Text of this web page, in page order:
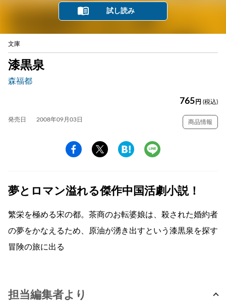
試し読み
文庫
漆黒泉
森福都
765 円 (税込)
発売日 2008年09月03日 商品情報
夢とロマン溢れる傑作中国活劇小説！
繁栄を極める宋の都。茶商のお転婆娘は、殺された婚約者
の夢をかなえるため、原油が湧き出すという漆黒泉を探す
冒険の旅に出る
担当編集者より